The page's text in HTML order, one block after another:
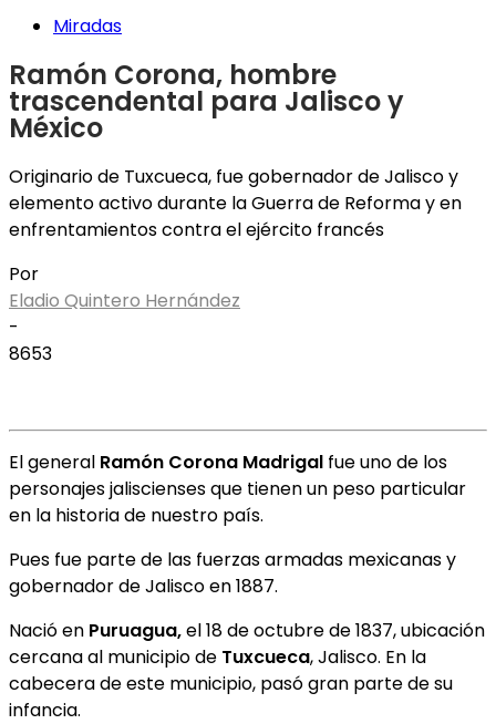
Miradas
Ramón Corona, hombre
trascendental para Jalisco y
México
Originario de Tuxcueca, fue gobernador de Jalisco y
elemento activo durante la Guerra de Reforma y en
enfrentamientos contra el ejército francés
Por
Eladio Quintero Hernández
-
8653
El general Ramón Corona Madrigal fue uno de los
personajes jaliscienses que tienen un peso particular
en la historia de nuestro país.
Pues fue parte de las fuerzas armadas mexicanas y
gobernador de Jalisco en 1887.
Nació en Puruagua,el 18 de octubre de 1837, ubicación
cercana al municipio de Tuxcueca, Jalisco. En la
cabecera de este municipio, pasó gran parte de su
infancia.